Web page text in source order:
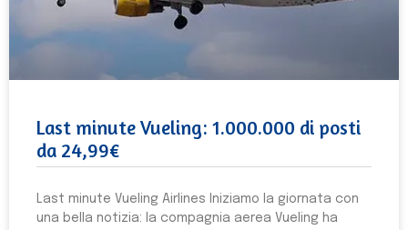
Last minute Vueling: 1.000.000 di posti
da 24,99€
Last minute Vueling Airlines Iniziamo la giornata con
una bella notizia: la compagnia aerea Vueling ha